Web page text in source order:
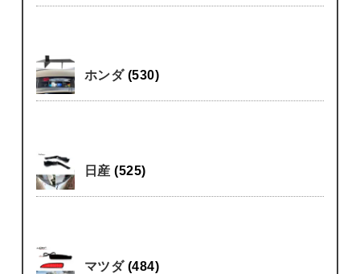
ホンダ (530)
日産(525)
マツダ (484)